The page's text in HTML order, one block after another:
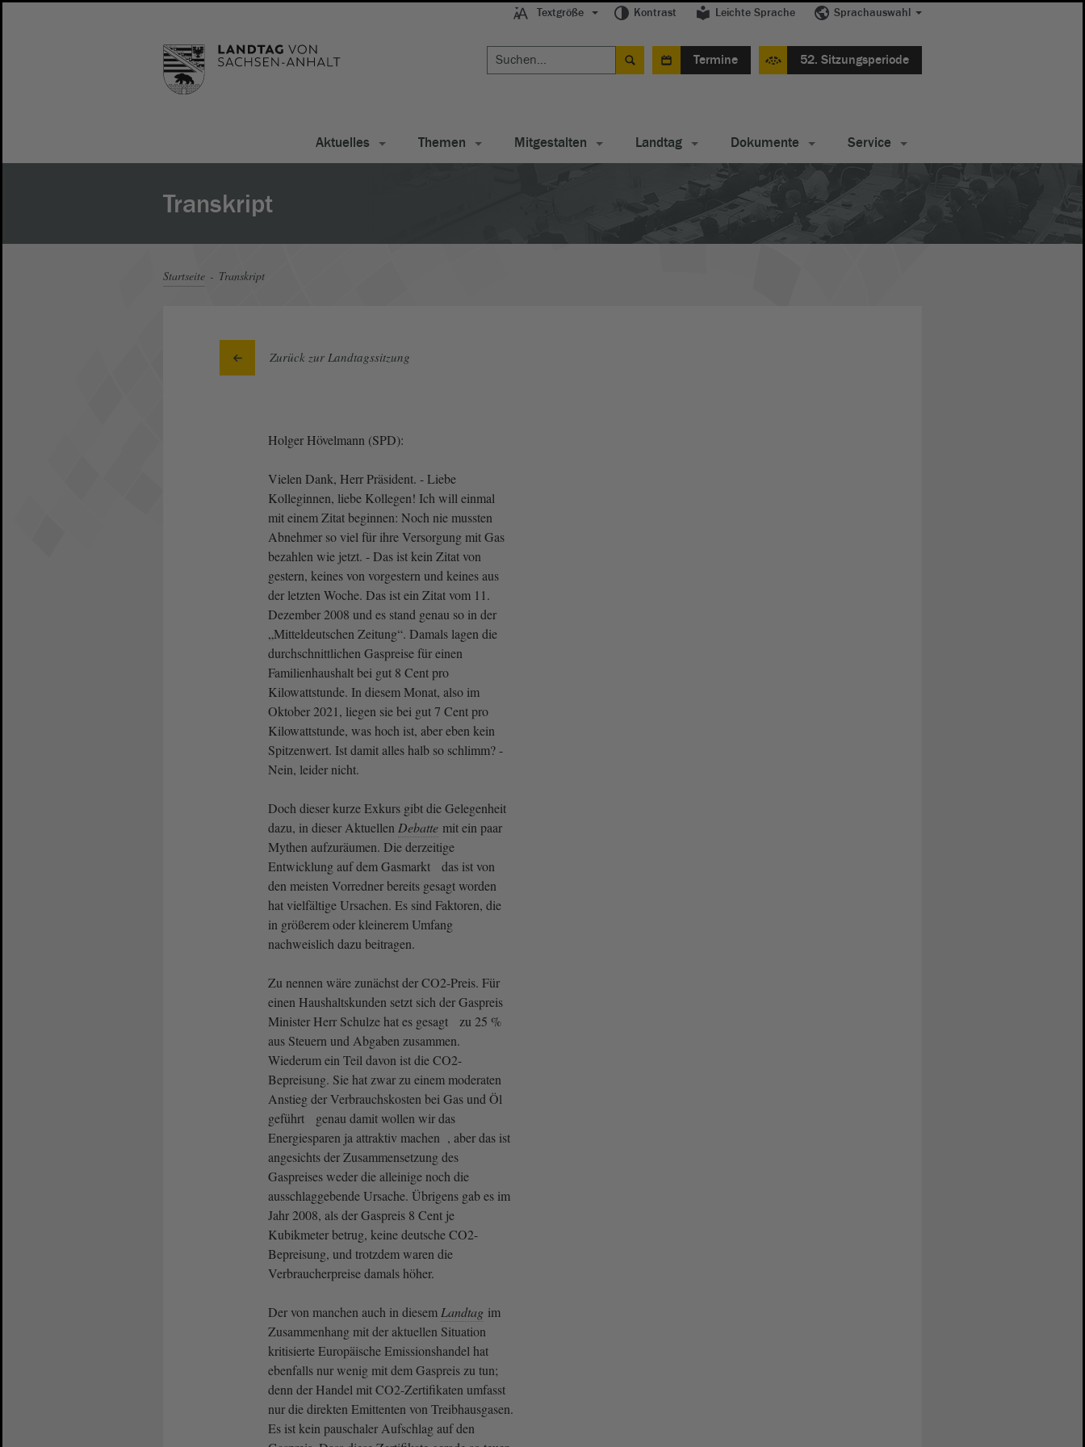
Textgröße Kontrast Leichte Sprache Sprachauswahl
Termine 52. Sitzungsperiode
Aktuelles Themen Mitgestalten Landtag Dokumente Service
Transkript
Startseite Transkript
Zurück zur Landtagssitzung
Holger Hövelmann (SPD):
Vielen Dank, Herr Präsident. - Liebe
Kolleginnen, liebe Kollegen! Ich will einmal
mit einem Zitat beginnen: Noch nie mussten
Abnehmer so viel für ihre Versorgung mit Gas
bezahlen wie jetzt. - Das ist kein Zitat von
gestern, keines von vorgestern und keines aus
der letzten Woche. Das ist ein Zitat vom 11.
Dezember 2008 und es stand genau so in der
„Mitteldeutschen Zeitung“. Damals lagen die
durchschnittlichen Gaspreise für einen
Familienhaushalt bei gut 8 Cent pro
Kilowattstunde. In diesem Monat, also im
Oktober 2021, liegen sie bei gut 7 Cent pro
Kilowattstunde, was hoch ist, aber eben kein
Spitzenwert. Ist damit alles halb so schlimm? -
Nein, leider nicht.
Doch dieser kurze Exkurs gibt die Gelegenheit
dazu, in dieser Aktuellen Debatte mit ein paar
Mythen aufzuräumen. Die derzeitige
Entwicklung auf dem Gasmarkt das ist von
den meisten Vorredner bereits gesagt worden
hat vielfältige Ursachen. Es sind Faktoren, die
in größerem oder kleinerem Umfang
nachweislich dazu beitragen.
Zu nennen wäre zunächst der CO2-Preis. Für
einen Haushaltskunden setzt sich der Gaspreis
Minister Herr Schulze hat es gesagt zu 25 %
aus Steuern und Abgaben zusammen.
Wiederum ein Teil davon ist die CO2-
Bepreisung. Sie hat zwar zu einem moderaten
Anstieg der Verbrauchskosten bei Gas und Öl
geführt genau damit wollen wir das
Energiesparen ja attraktiv machen , aber das ist
angesichts der Zusammensetzung des
Gaspreises weder die alleinige noch die
ausschlaggebende Ursache. Übrigens gab es im
Jahr 2008, als der Gaspreis 8 Cent je
Kubikmeter betrug, keine deutsche CO2-
Bepreisung, und trotzdem waren die
Verbraucherpreise damals höher.
Der von manchen auch in diesem Landtag im
Zusammenhang mit der aktuellen Situation
kritisierte Europäische Emissionshandel hat
ebenfalls nur wenig mit dem Gaspreis zu tun;
denn der Handel mit CO2-Zertifikaten umfasst
nur die direkten Emittenten von Treibhausgasen.
Es ist kein pauschaler Aufschlag auf den